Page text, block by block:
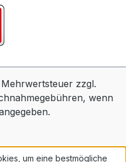
zzgl.
wenn
um eine bestmögliche